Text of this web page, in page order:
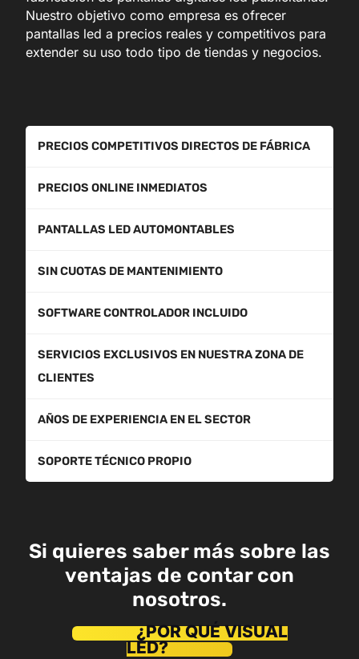
Nuestro objetivo como empresa es ofrecer
pantallas led a precios reales y competitivos para
extender su uso todo tipo de tiendas y negocios.
PRECIOS COMPETITIVOS DIRECTOS DE FÁBRICA
PRECIOS ONLINE INMEDIATOS
PANTALLAS LED AUTOMONTABLES
SIN CUOTAS DE MANTENIMIENTO
SOFTWARE CONTROLADOR INCLUIDO
SERVICIOS EXCLUSIVOS EN NUESTRA ZONA DE
CLIENTES
AÑOS DE EXPERIENCIA EN EL SECTOR
SOPORTE TÉCNICO PROPIO
Si quieres saber más sobre las
ventajas de contar con
nosotros.
¿POR QUÉ VISUAL
LED?